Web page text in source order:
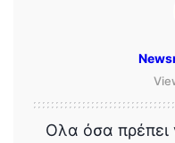
Ολα όσα πρέπει